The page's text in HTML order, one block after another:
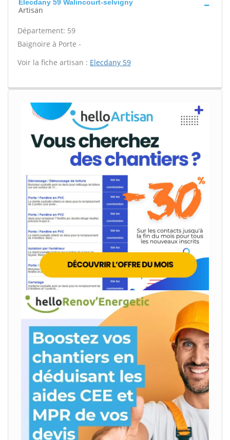
Elecdany 59 Walincourt-selvigny
Artisan
Département: 59
Baignoire à Porte -
Voir la fiche artisan : Elecdany 59